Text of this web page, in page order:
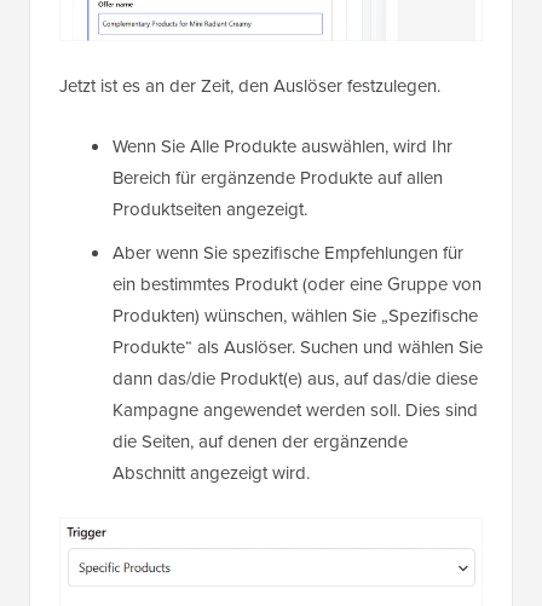
Jetzt ist es an der Zeit, den Auslöser festzulegen.
Wenn Sie Alle Produkte auswählen, wird Ihr
Bereich für ergänzende Produkte auf allen
Produktseiten angezeigt.
Aber wenn Sie spezifische Empfehlungen für
ein bestimmtes Produkt (oder eine Gruppe von
Produkten) wünschen, wählen Sie „Spezifische
Produkte“ als Auslöser. Suchen und wählen Sie
dann das/die Produkt(e) aus, auf das/die diese
Kampagne angewendet werden soll. Dies sind
die Seiten, auf denen der ergänzende
Abschnitt angezeigt wird.